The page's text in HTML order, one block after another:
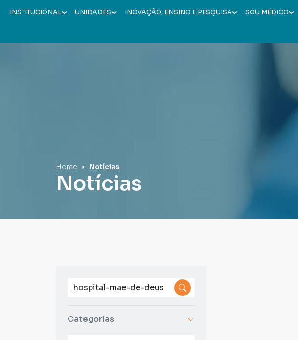
INSTITUCIONAL UNIDADES INOVAÇÃO, ENSINO E PESQUISA SOU MÉDICO
Home Notícias
Notícias
Categorias